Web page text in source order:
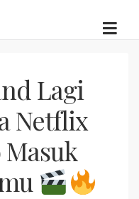
Lagi
Netflix